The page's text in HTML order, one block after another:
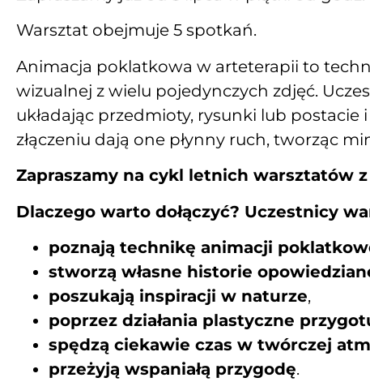
Warsztat obejmuje 5 spotkań.
Animacja poklatkowa w arteterapii to
wizualnej z wielu pojedynczych zdjęć.
układając przedmioty, rysunki lub
złączeniu dają one płynny ruch, tworząc
Zapraszamy na cykl letnich warsztatów
Dlaczego warto dołączyć? Uczestnicy
poznają technikę animacji
stworzą własne historie
poszukają inspiracji w naturze,
poprzez działania plastyczne
spędzą ciekawie czas w twórczej
przeżyją wspaniałą przygodę.